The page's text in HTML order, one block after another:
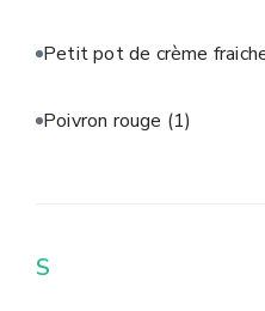
Petit pot de crème
Poivron rouge (1)
S